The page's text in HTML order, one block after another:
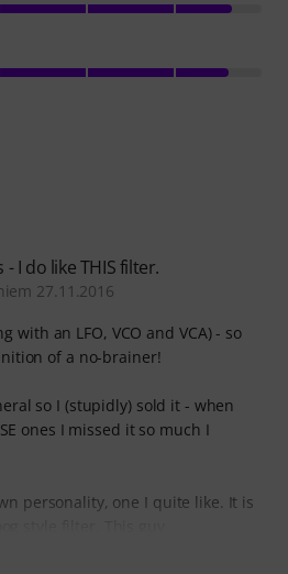
I do like THIS filter.
27.11.2016
with an LFO, VCO and VCA) - so
of a no-brainer!
so I (stupidly) sold it - when
ones I missed it so much I
personality, one I quite like. It is